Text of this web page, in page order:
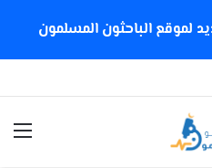
لموقع الباحثون المسلمون